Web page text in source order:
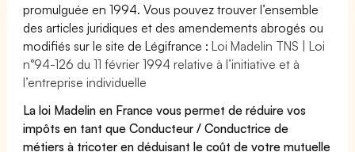
promulguée en 1994. Vous pouvez trouver l’ensemble
des articles juridiques et des amendements abrogés ou
modifiés sur le site de Légifrance :Loi Madelin TNS | Loi
n°94-126 du 11 février 1994 relative à l’initiative et à
l’entreprise individuelle
La loi Madelin en France vous permet de réduire vos
impôts en tant que Conducteur / Conductrice de
métiers à tricoter en déduisant le coût de votre mutuelle